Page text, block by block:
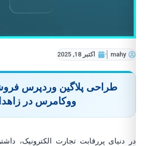
mahy اکتبر 18, 2025
طراحی پلاگین وردپرس
ووکامرس در
در دنیای پررقابت تجارت الکترونیک،